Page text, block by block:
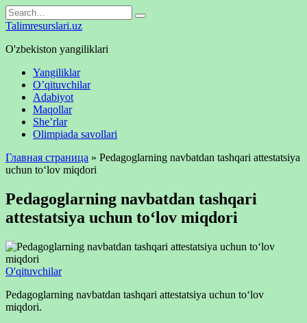
Skip
to
Search
for:
Talimresurslari.uz
O'zbekiston yangiliklari
Yangiliklar
O’qituvchilar
Adabiyot
Maqollar
She’rlar
Olimpiada savollari
Главная страница » Pedagoglarning navbatdan tashqari attestatsiya
uchun toʻlov miqdori
Pedagoglarning navbatdan tashqari
attestatsiya uchun toʻlov miqdori
O'qituvchilar
Pedagoglarning navbatdan tashqari attestatsiya uchun toʻlov
miqdori.